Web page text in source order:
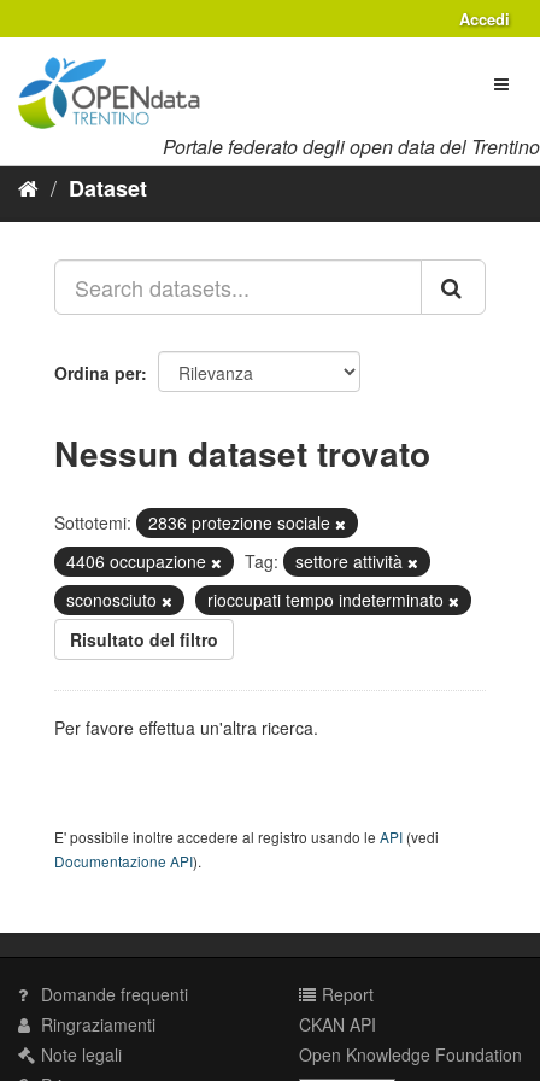
al
contenuto
Accedi
Portale federato degli open data del Trentino
Dataset
Ordina per
Nessun dataset trovato
Sottotemi:
2836 protezione sociale
4406 occupazione
Tag:
settore attività
sconosciuto
rioccupati tempo indeterminato
Risultato del filtro
Per favore effettua un'altra ricerca.
E' possibile inoltre accedere al registro usando le API (vedi
Documentazione API).
Domande frequenti
Ringraziamenti
Note legali
Report
CKAN API
Open Knowledge Foundation